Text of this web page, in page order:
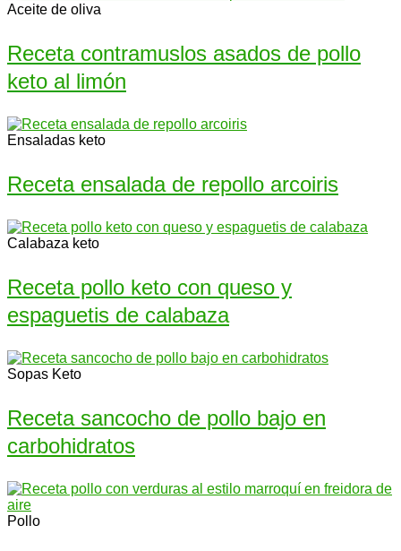
Aceite de oliva
Receta contramuslos asados de pollo
keto al limón
Ensaladas keto
Receta ensalada de repollo arcoiris
Calabaza keto
Receta pollo keto con queso y
espaguetis de calabaza
Sopas Keto
Receta sancocho de pollo bajo en
carbohidratos
Pollo